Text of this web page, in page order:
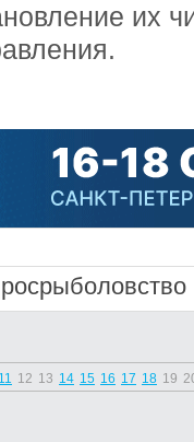
их
росрыболовство
11 12 13 14 15 16 17 18 19